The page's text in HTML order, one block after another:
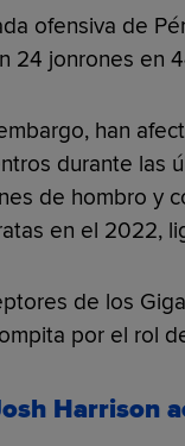
ofensiva de
24 jonrones en
han
durante las
de hombro y
en el 2022,
de los
por el rol
Harrison